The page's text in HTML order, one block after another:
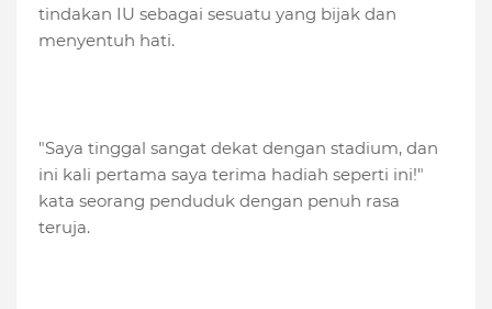
tindakan IU sebagai sesuatu yang bijak dan
menyentuh hati.
"Saya tinggal sangat dekat dengan stadium, dan
ini kali pertama saya terima hadiah seperti ini!"
kata seorang penduduk dengan penuh rasa
teruja.